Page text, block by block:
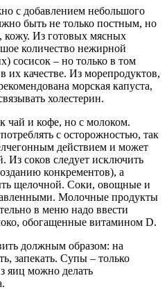
с добавлением небольшого
быть не только постным, но
Из готовых мясных
количество нежирной
сосисок – но только в том
их качестве. Из морепродуктов,
морская капуста,
холестерин.
чай и кофе, но с молоком.
с осторожностью, так
действием и может
Из соков следует исключить
конкрементов), а
щелочной. Соки, овощные и
Молочные продукты
в меню надо ввести
обогащенные витамином D.
должным образом: на
запекать. Супы – только
яиц можно делать